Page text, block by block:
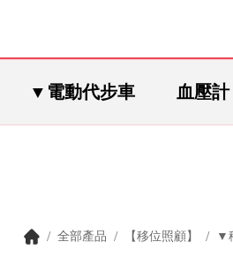
▼電動代步車 血壓計
全部產品 【移位照顧】 ▼